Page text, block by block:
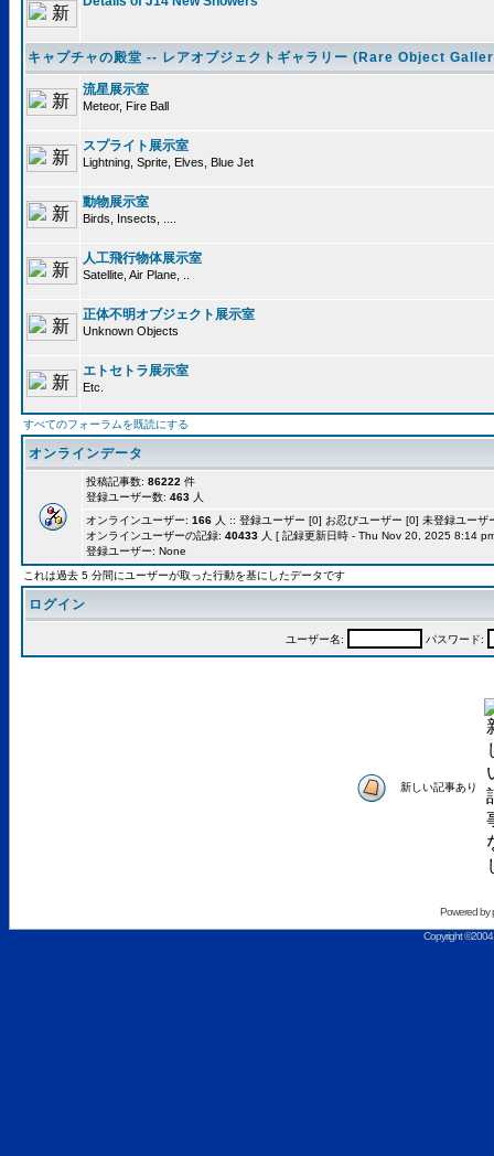
キャプチャの殿堂 -- レアオブジェクトギャラリー (Rare Object
流星展示室
Meteor, Fire Ball
スプライト展示室
Lightning, Sprite, Elves, Blue Jet
動物展示室
Birds, Insects, ....
人工飛行物体展示室
Satellite, Air Plane, ..
正体不明オブジェクト展示室
Unknown Objects
エトセトラ展示室
Etc.
すべてのフォーラムを既読にする
オンラインデータ
投稿記事数: 86222 件
登録ユーザー数: 463 人
オンラインユーザー: 166 人 :: 登録ユーザー [0] お忍びユーザー [0] 未登録ユー
オンラインユーザーの記録: 40433 人 [ 記録更新日時 - Thu Nov 20, 2025 8:14
登録ユーザー: None
これは過去 5 分間にユーザーが取った行動を基にしたデータです
ログイン
ユーザー名: パスワード:
新しい記事あり
Powered by
Copyright ©2004